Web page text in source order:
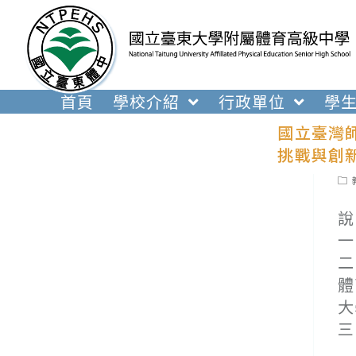
內
首頁 學校介紹 行政單位 學
國立臺灣
挑戰與創